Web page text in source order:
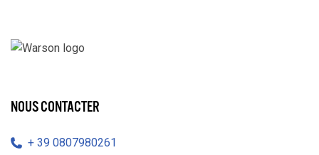
NOUS CONTACTER
39 0807980261